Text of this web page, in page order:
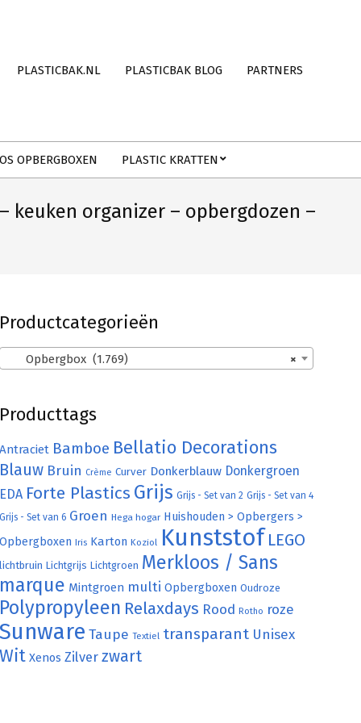
PLASTICBAK.NL PLASTICBAK BLOG PARTNERS
OPBERGBOXEN PLASTIC KRATTEN
keuken organizer – opbergdozen –
Productcategorieën
×
Opbergbox (1.769)
Producttags
Antraciet Bamboe Bellatio Decorations
Blauw Bruin Crème Curver Donkerblauw Donkergroen
EDA Forte Plastics Grijs Grijs - Set van 2 Grijs - Set van 4
Grijs - Set van 6 Groen Hega hogar Huishouden > Opbergers >
Opbergboxen Iris Karton Koziol Kunststof LEGO
lichtbruin Lichtgrijs Lichtgroen Merkloos / Sans
marque Mintgroen multi Opbergboxen Oudroze
Polypropyleen Relaxdays Rood Rotho roze
Sunware Taupe Textiel transparant Unisex
Wit Xenos Zilver zwart